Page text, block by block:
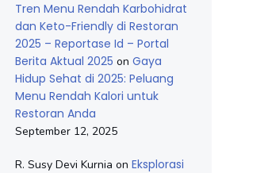
Tren Menu Rendah Karbohidrat
dan Keto-Friendly di Restoran
2025 – Reportase Id – Portal
Berita Aktual 2025 on Gaya
Hidup Sehat di 2025: Peluang
Menu Rendah Kalori untuk
Restoran Anda
September 12, 2025
R. Susy Devi Kurnia on Eksplorasi